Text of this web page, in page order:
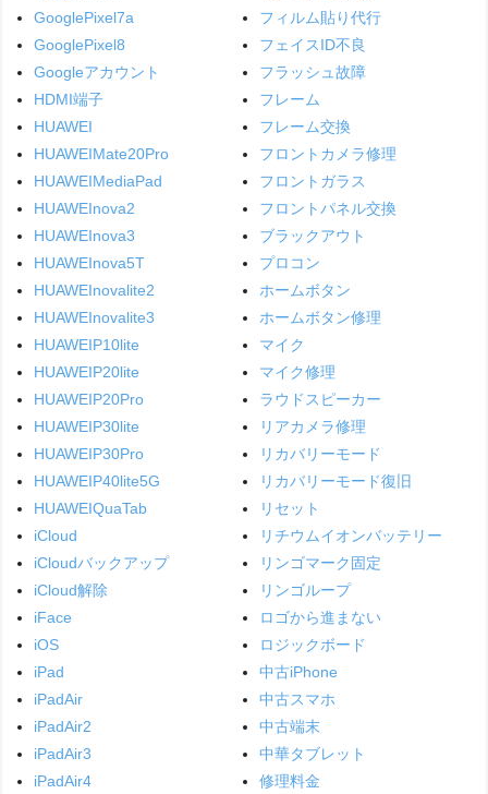
GooglePixel7a
GooglePixel8
Googleアカウント
HDMI端子
HUAWEI
HUAWEIMate20Pro
HUAWEIMediaPad
HUAWEInova2
HUAWEInova3
HUAWEInova5T
HUAWEInovalite2
HUAWEInovalite3
HUAWEIP10lite
HUAWEIP20lite
HUAWEIP20Pro
HUAWEIP30lite
HUAWEIP30Pro
HUAWEIP40lite5G
HUAWEIQuaTab
iCloud
iCloudバックアップ
iCloud解除
iFace
iOS
iPad
iPadAir
iPadAir2
iPadAir3
iPadAir4
フィルム貼り代行
フェイスID不良
フラッシュ故障
フレーム
フレーム交換
フロントカメラ修理
フロントガラス
フロントパネル交換
ブラックアウト
プロコン
ホームボタン
ホームボタン修理
マイク
マイク修理
ラウドスピーカー
リアカメラ修理
リカバリーモード
リカバリーモード復旧
リセット
リチウムイオンバッテリー
リンゴマーク固定
リンゴループ
ロゴから進まない
ロジックボード
中古iPhone
中古スマホ
中古端末
中華タブレット
修理料金